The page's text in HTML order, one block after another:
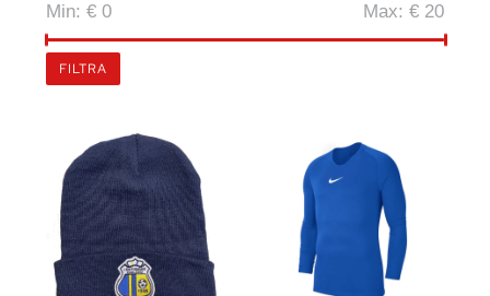
Min:€ 0 Max: € 20
FILTRA